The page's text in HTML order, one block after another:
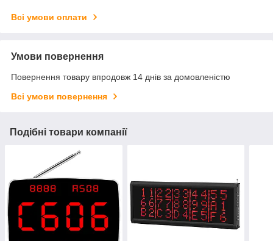
Всі умови оплати
Умови повернення
Повернення товару впродовж 14 днів за домовленістю
Всі умови повернення
Подібні товари компанії